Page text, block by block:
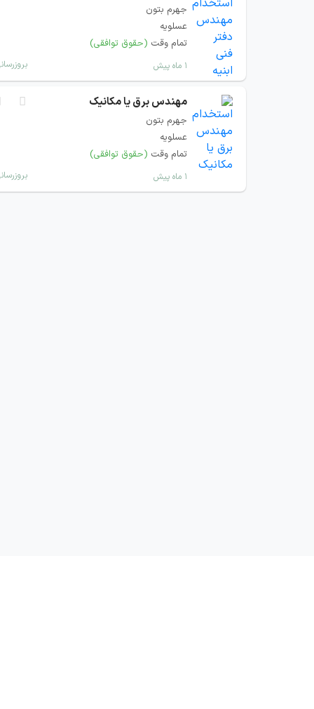
جهرم بتون
عسلویه
تمام وقت (حقوق توافقی)
۱ ماه پیش
مهندس برق یا مکانیک
جهرم بتون
عسلویه
تمام وقت (حقوق توافقی)
۱ ماه پیش